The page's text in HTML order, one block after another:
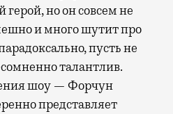
но он совсем не
и много шутит про
пусть не
талантлив.
шоу — Форчун
представляет